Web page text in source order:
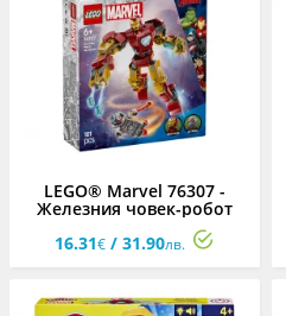
LEGO® Marvel 76307 -
Железния човек-робот
16.31€ / 31.90лв.